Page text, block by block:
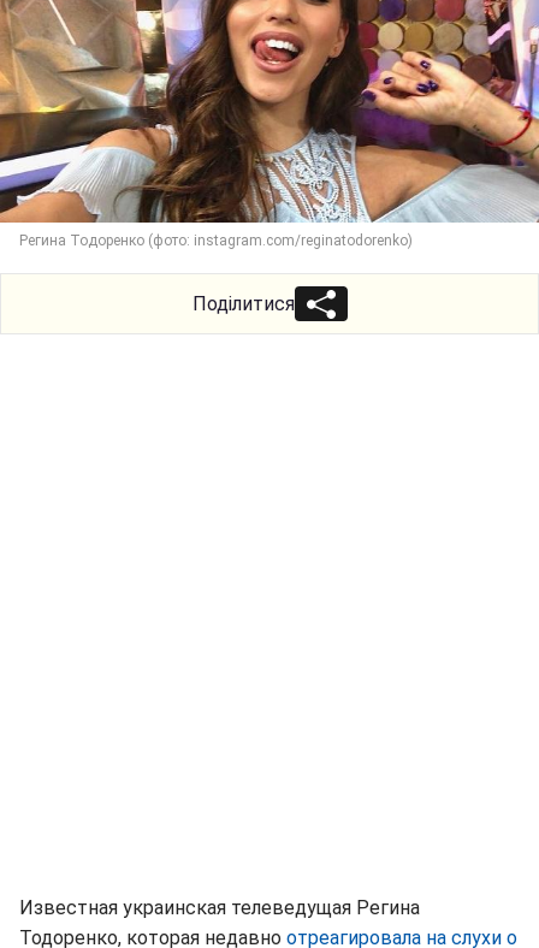
Регина Тодоренко (фото: instagram.com/reginatodorenko)
Поділитися
Известная украинская телеведущая Регина
Тодоренко, которая недавно отреагировала на слухи о